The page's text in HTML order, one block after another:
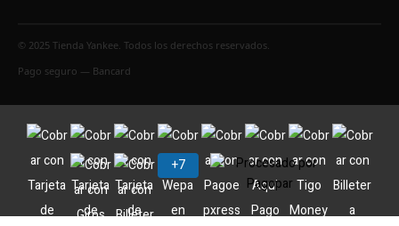
© 2025 Tienda Yankee. Todos los derechos reservados.
Pago seguro — Bancard